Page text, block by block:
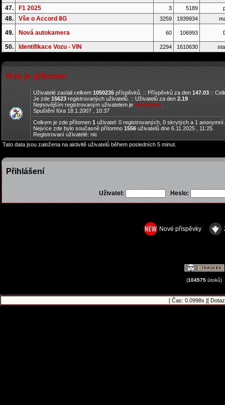
47. F1 2025 3 5189
48. Vše o Accord 8G 3259 1939934
49. Nová autokamera 60 106993
50. Identifikace Vozu - VIN 2294 1610630
Kdo je přítomen
Uživatelé zaslali celkem1050235příspěvků. :: Příspěvků za den147.03::
Je zde15623 registrovaných uživatelů. :: Uživatelů za den2.19
Nejnovějším registrovaným uživatelem jealiciaalves
Spuštění fóra 18.1.2007 , 10:37
Celkem je zde přítomen 1 uživatel: 0 registrovaných, 0 skrytých a 1
Nejvíce zde bylo současně přítomno 1556 uživatelů dne 6.11.2025 , 11:25.
Registrovaní uživatelé: nic
Tato data jsou založena na aktivitě uživatelů během posledních 5 minut.
Přihlášení
Uživatel: Heslo:
Nové příspěvky
(104575 útoků)
[ Čas: 0.0998s ][